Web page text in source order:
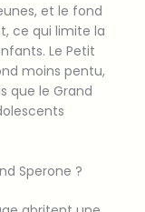
et le fond
ce qui limite la
Le Petit
moins pentu,
que le Grand
Sperone ?